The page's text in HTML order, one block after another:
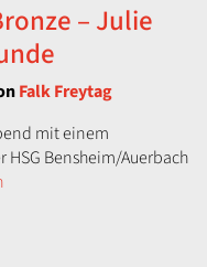
– Julie
Falk Freytag
mit einem
Bensheim/Auerbach